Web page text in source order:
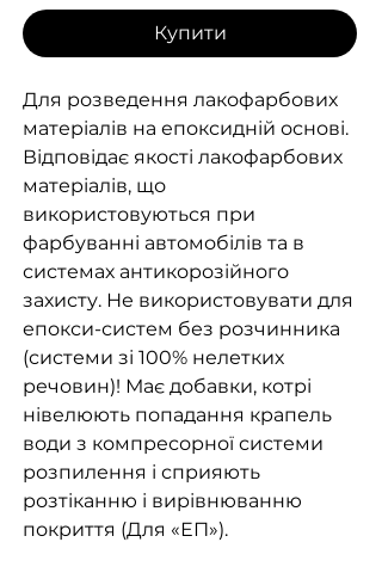
Купити
Для розведення лакофарбових
матеріалів на епоксидній основі.
Відповідає якості лакофарбових
матеріалів, що
використовуються при
фарбуванні автомобілів та в
системах антикорозійного
захисту. Не використовувати для
епокси-систем без розчинника
(системи зі 100% нелетких
речовин)! Має добавки, котрі
нівелюють попадання крапель
води з компресорної системи
розпилення і сприяють
розтіканню і вирівнюванню
покриття (Для «ЕП»).